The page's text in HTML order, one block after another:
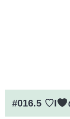
#016.5 ♡I